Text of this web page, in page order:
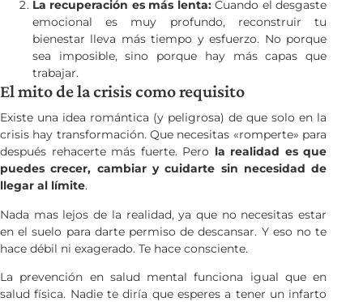
La recuperación es más lenta:Cuando el desgaste
emocional es muy profundo, reconstruir tu
bienestar lleva más tiempo y esfuerzo. No porque
sea imposible, sino porque hay más capas que
trabajar.
El mito de la crisis como requisito
Existe una idea romántica (y peligrosa) de que solo en la
crisis hay transformación. Que necesitas «romperte» para
después rehacerte más fuerte. Pero la realidad es que
puedes crecer, cambiar y cuidarte sin necesidad de
llegar al límite.
Nada mas lejos de la realidad, ya que no necesitas estar
en el suelo para darte permiso de descansar. Y eso no te
hace débil ni exagerado. Te hace consciente.
La prevención en salud mental funciona igual que en
salud física. Nadie te diría que esperes a tener un infarto